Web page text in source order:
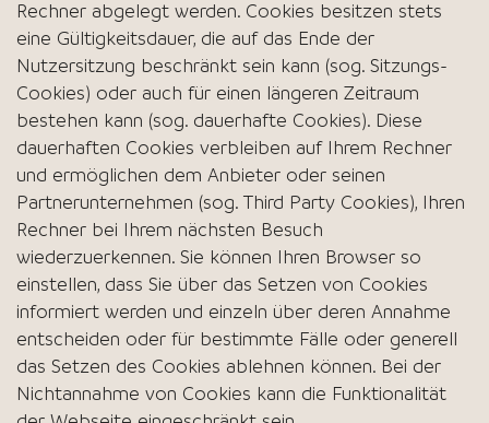
Rechner abgelegt werden. Cookies besitzen stets
eine Gültigkeitsdauer, die auf das Ende der
Nutzersitzung beschränkt sein kann (sog. Sitzungs-
Cookies) oder auch für einen längeren Zeitraum
bestehen kann (sog. dauerhafte Cookies). Diese
dauerhaften Cookies verbleiben auf Ihrem Rechner
und ermöglichen dem Anbieter oder seinen
Partnerunternehmen (sog. Third Party Cookies), Ihren
Rechner bei Ihrem nächsten Besuch
wiederzuerkennen. Sie können Ihren Browser so
einstellen, dass Sie über das Setzen von Cookies
informiert werden und einzeln über deren Annahme
entscheiden oder für bestimmte Fälle oder generell
das Setzen des Cookies ablehnen können. Bei der
Nichtannahme von Cookies kann die Funktionalität